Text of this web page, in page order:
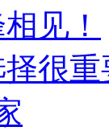
见！
很